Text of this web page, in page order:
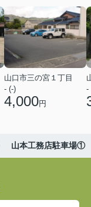
山口市三の宮１丁目
- (-)
4,000円
-
山本工務店駐車場①